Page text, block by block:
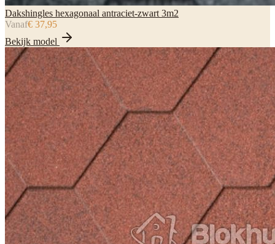
Dakshingles hexagonaal antraciet-zwart 3m2
Vanaf€ 37,95
Bekijk model